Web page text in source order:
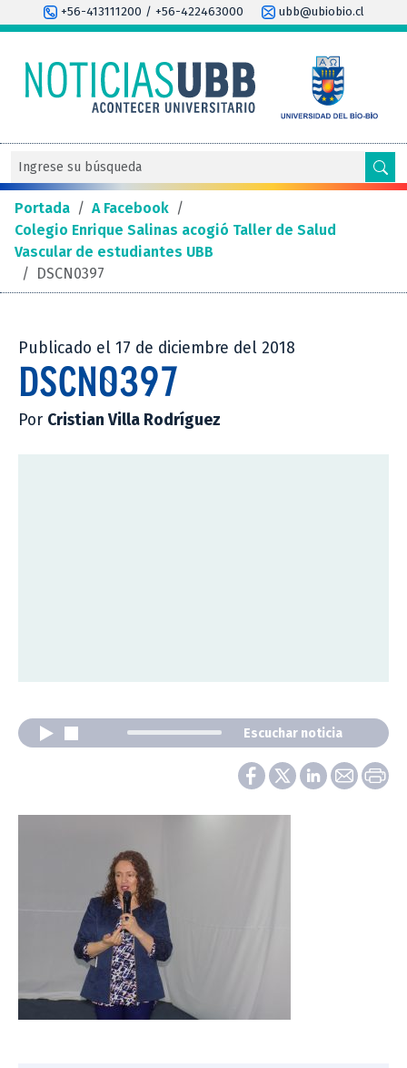
+56-413111200 / +56-422463000 ubb@ubiobio.cl
Portada / A Facebook /
Colegio Enrique Salinas acogió Taller de Salud
Vascular de estudiantes UBB
/ DSCN0397
Publicado el 17 de diciembre del 2018
DSCN0397
Por Cristian Villa Rodríguez
Escuchar noticia